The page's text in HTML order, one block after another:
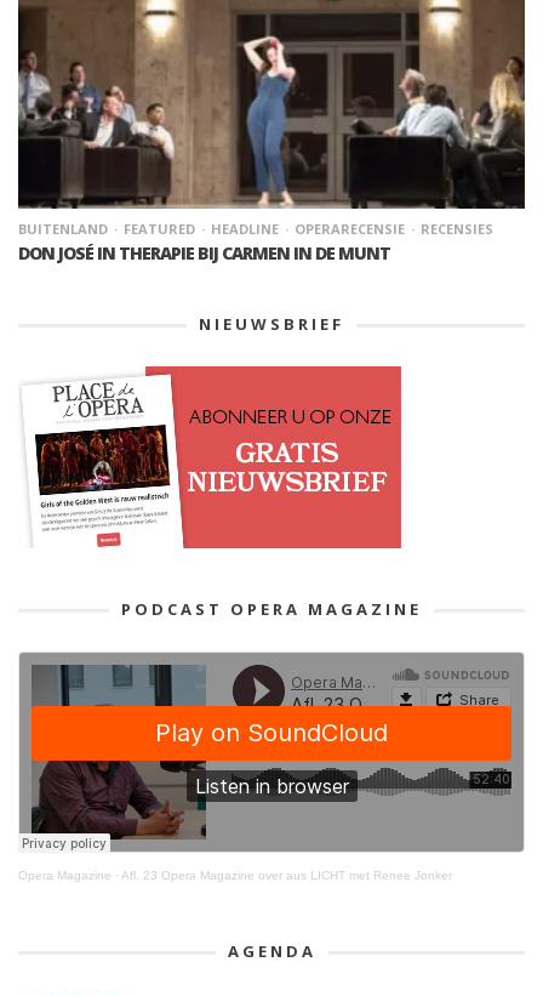
BUITENLAND FEATURED HEADLINE OPERARECENSIE RECENSIES
DON JOSÉ IN THERAPIE BIJ CARMEN IN DE MUNT
NIEUWSBRIEF
PODCAST OPERA MAGAZINE
Opera Magazine · Afl. 23 Opera Magazine over aus LICHT met Renee Jonker
AGENDA